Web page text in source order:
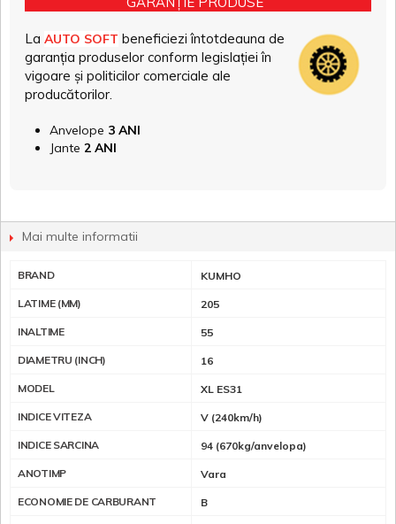
La AUTO SOFT beneficiezi întotdeauna de
garanția produselor conform legislației în
vigoare și politicilor comerciale ale
producătorilor.
Anvelope 3 ANI
Jante 2 ANI
Mai multe informatii
BRAND KUMHO
LATIME (MM) 205
INALTIME 55
DIAMETRU (INCH) 16
MODEL XL ES31
INDICE VITEZA V (240km/h)
INDICE SARCINA 94 (670kg/anvelopa)
ANOTIMP Vara
ECONOMIE DE CARBURANT B